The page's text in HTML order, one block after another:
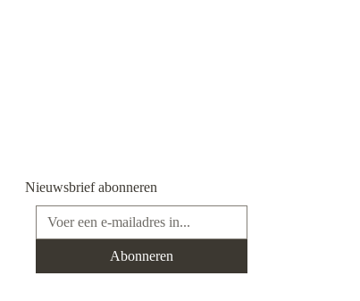
Nieuwsbrief abonneren
E-mailadres*
Abonneren